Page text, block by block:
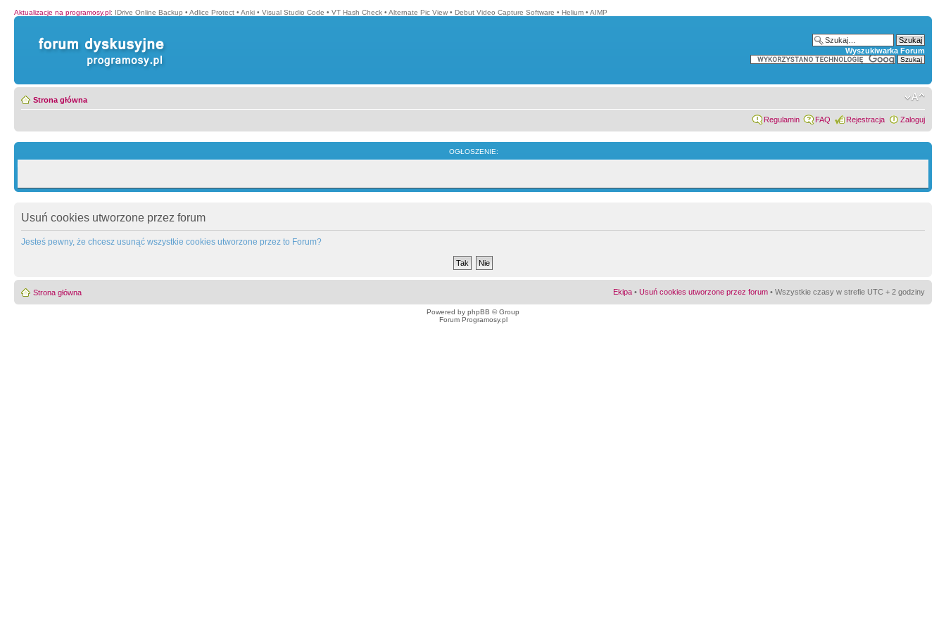
Aktualizacje na programosy.pl: IDrive Online Backup • Adlice Protect • Anki • Visual Studio Code • VT Hash Check • Alternate Pic View • Debut Video Capture Software • Helium • AIMP
Wyszukiwarka Forum
Strona główna
Regulamin FAQ Rejestracja Zaloguj
OGŁOSZENIE:
Usuń cookies utworzone przez forum
Jesteś pewny, że chcesz usunąć wszystkie cookies utworzone przez to Forum?
Strona główna Ekipa • Usuń cookies utworzone przez forum • Wszystkie czasy w strefie UTC + 2 godziny
Powered by phpBB © Group
Forum Programosy.pl